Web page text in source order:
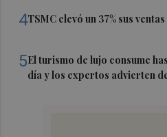
4TSMC elevó un 37% sus
5El turismo de lujo consume
día y los expertos advierten